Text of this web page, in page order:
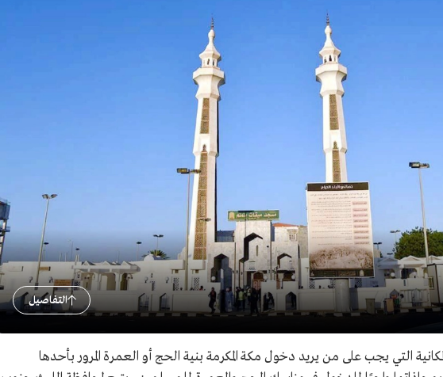
التفاصيل
التي يجب على من يريد دخول مكة المكرمة بنية الحج أو العمرة المرور بأحدها